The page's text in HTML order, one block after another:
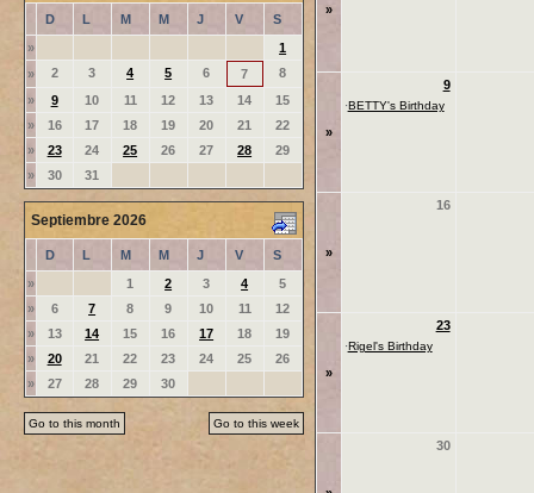
D L M M J V
S
»
1
»
2 3 4 5 6 7
8
»
9 10 11 12 13 14
15
»
16 17 18 19 20 21
22
»
23 24 25 26 27 28
29
»
30 31
Septiembre 2026
D L M M J V
S
»
1 2 3 4
5
»
6 7 8 9 10 11
12
»
13 14 15 16 17 18
19
»
20 21 22 23 24 25
26
»
27 28 29 30
Go to this month Go to this week
»
»
9
·BETTY's Birthday
»
16
»
23
·Rigel's Birthday
30